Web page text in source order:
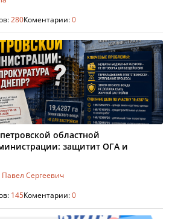
280Коментарии:0
областной
защитит ОГА и
Сергеевич
145Коментарии:0